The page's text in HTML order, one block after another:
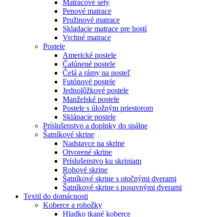
Matracové sety
Penové matrace
Pružinové matrace
Skladacie matrace pre hostí
Vrchné matrace
Postele
Americké postele
Čalúnené postele
Čelá a rámy na posteľ
Futónové postele
Jednolôžkové postele
Manželské postele
Postele s úložným priestorom
Sklápacie postele
Príslušenstvo a doplnky do spálne
Šatníkové skrine
Nadstavce na skrine
Otvorené skrine
Príslušenstvo ku skriniam
Rohové skrine
Šatníkové skrine s otočnými dverami
Šatníkové skrine s posuvnými dverami
Textil do domácnosti
Koberce a rohožky
Hladko tkané koberce